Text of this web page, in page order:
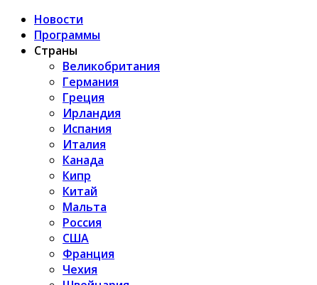
Новости
Программы
Страны
Великобритания
Германия
Греция
Ирландия
Испания
Италия
Канада
Кипр
Китай
Мальта
Россия
США
Франция
Чехия